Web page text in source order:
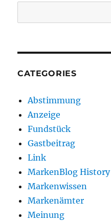
CATEGORIES
Abstimmung
Anzeige
Fundstück
Gastbeitrag
Link
MarkenBlog History
Markenwissen
Markenämter
Meinung